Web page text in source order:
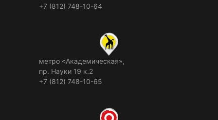
+7 (812) 748-10-64
метро «Академическая»,
пр. Науки 19 к.2
+7 (812) 748-10-65